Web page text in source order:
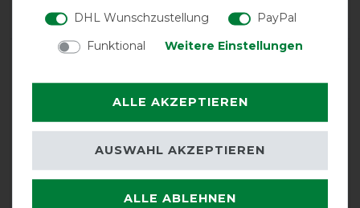
4.3/5
calculated from 3 customer reviews
Positive
66.67%
Neutral
33.33%
0%
DHL Wunschzustellung
PayPal
Funktional
Weitere Einstellungen
ALLE AKZEPTIEREN
ALLE ABLEHNEN
AUSWAHL AKZEPTIEREN